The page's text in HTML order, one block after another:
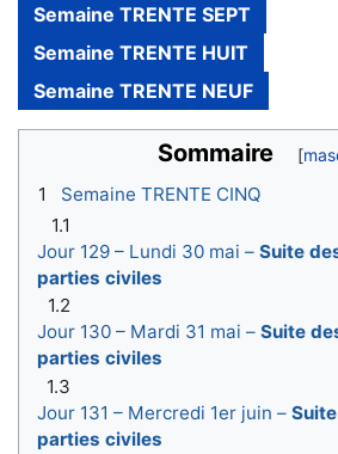
Semaine TRENTE SEPT
Semaine TRENTE HUIT
Semaine TRENTE NEUF
Sommaire
1
Semaine TRENTE CINQ
1.1
Jour 129 – Lundi 30 mai – Suite
parties civiles
1.2
Jour 130 – Mardi 31 mai – Suite
parties civiles
1.3
Jour 131 – Mercredi 1er juin –
parties civiles